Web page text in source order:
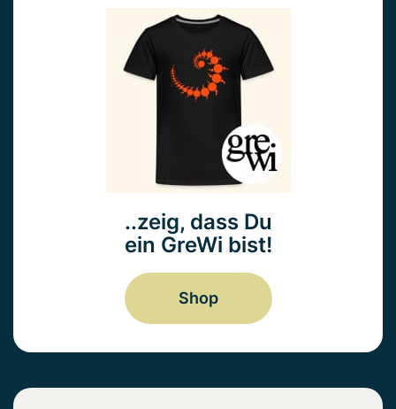
..zeig, dass Du
ein GreWi bist!
Shop